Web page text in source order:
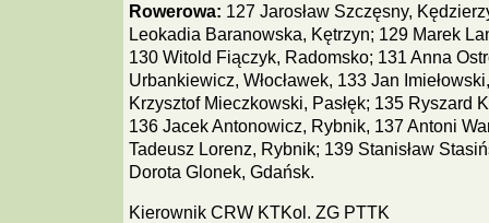
Rowerowa: 127 Jarosław Szczęsny,
Leokadia Baranowska, Kętrzyn; 129 Marek
130 Witold Fiączyk, Radomsko; 131 Anna
Urbankiewicz, Włocławek, 133 Jan
Krzysztof Mieczkowski, Pasłęk; 135 Ryszard
136 Jacek Antonowicz, Rybnik, 137 Antoni
Tadeusz Lorenz, Rybnik; 139 Stanisław
Dorota Glonek, Gdańsk.
Kierownik CRW KTKol. ZG PTTK